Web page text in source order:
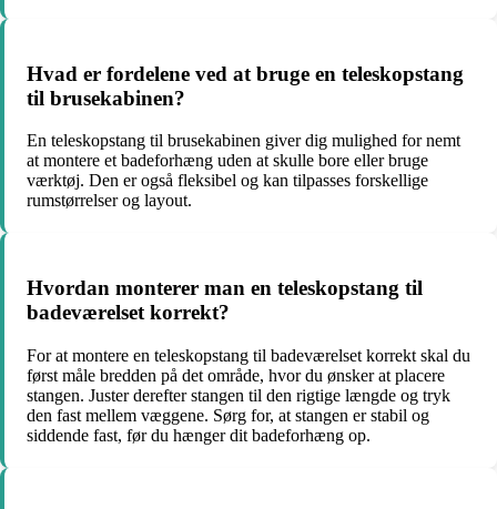
Hvad er fordelene ved at bruge en teleskopstang
til brusekabinen?
En teleskopstang til brusekabinen giver dig mulighed for nemt
at montere et badeforhæng uden at skulle bore eller bruge
værktøj. Den er også fleksibel og kan tilpasses forskellige
rumstørrelser og layout.
Hvordan monterer man en teleskopstang til
badeværelset korrekt?
For at montere en teleskopstang til badeværelset korrekt skal du
først måle bredden på det område, hvor du ønsker at placere
stangen. Juster derefter stangen til den rigtige længde og tryk
den fast mellem væggene. Sørg for, at stangen er stabil og
siddende fast, før du hænger dit badeforhæng op.